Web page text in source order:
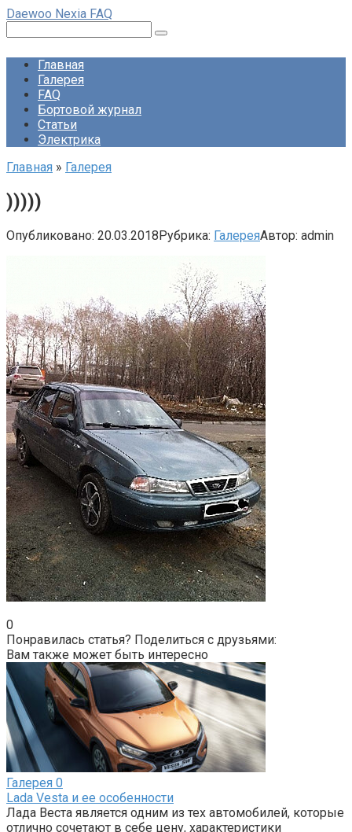
Перейти
контенту
Daewoo Nexia FAQ
Главная
Галерея
FAQ
Бортовой журнал
Статьи
Электрика
Главная » Галерея
)))))
Опубликовано: 20.03.2018Рубрика: ГалереяАвтор: admin
0
Понравилась статья? Поделиться с друзьями:
Вам также может быть интересно
Галерея 0
Lada Vesta и ее особенности
Лада Веста является одним из тех автомобилей, которые
отлично сочетают в себе цену, характеристики